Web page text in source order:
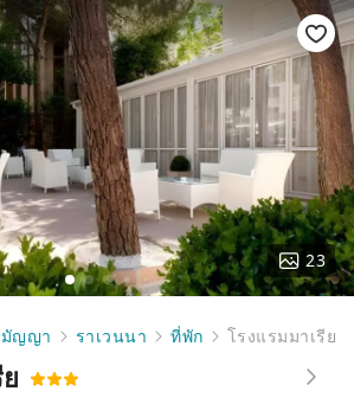
23
มัญญา ราเวนนา ที่พัก โรงแรมมาเรีย